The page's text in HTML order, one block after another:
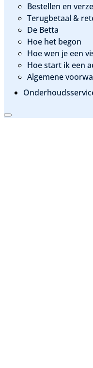
Bestellen en
Terugbetaal &
De Betta
Hoe het begon
Hoe wen je een
Hoe start ik een
Algemene